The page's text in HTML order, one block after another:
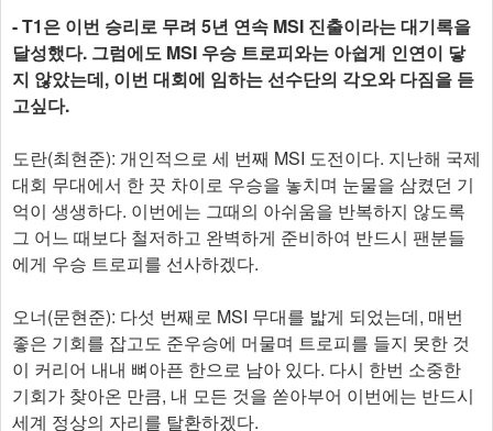
- T1은 이번 승리로 무려 5년 연속 MSI 진출이라는 대기록을
달성했다. 그럼에도 MSI 우승 트로피와는 아쉽게 인연이 닿
지 않았는데, 이번 대회에 임하는 선수단의 각오와 다짐을 듣
고싶다.
도란(최현준): 개인적으로 세 번째 MSI 도전이다. 지난해 국제
대회 무대에서 한 끗 차이로 우승을 놓치며 눈물을 삼켰던 기
억이 생생하다. 이번에는 그때의 아쉬움을 반복하지 않도록
그 어느 때보다 철저하고 완벽하게 준비하여 반드시 팬분들
에게 우승 트로피를 선사하겠다.
오너(문현준): 다섯 번째로 MSI 무대를 밟게 되었는데, 매번
좋은 기회를 잡고도 준우승에 머물며 트로피를 들지 못한 것
이 커리어 내내 뼈아픈 한으로 남아 있다. 다시 한번 소중한
기회가 찾아온 만큼, 내 모든 것을 쏟아부어 이번에는 반드시
세계 정상의 자리를 탈환하겠다.